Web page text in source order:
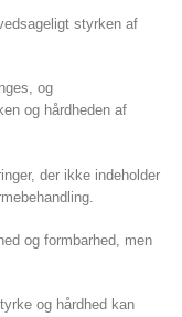
styrken af
og
og hårdheden af
der ikke indeholder
og formbarhed, men
og hårdhed kan